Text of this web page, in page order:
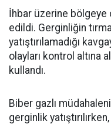
İhbar üzerine bölgeye
edildi. Gerginliğin
yatıştırılamadığı
olayları kontrol altına
kullandı.
Biber gazlı
gerginlik